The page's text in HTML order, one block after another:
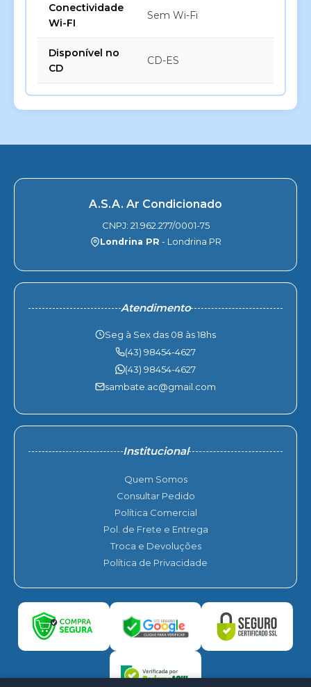
Conectividade
Wi-FI
Sem Wi-Fi
Disponível no
CD
CD-ES
A.S.A. Ar Condicionado
CNPJ: 21.962.277/0001-75
Londrina PR - Londrina PR
Atendimento
Seg à Sex das 08 às 18hs
(43) 98454-4627
(43) 98454-4627
sambate.ac@gmail.com
Institucional
Quem Somos
Consultar Pedido
Política Comercial
Pol. de Frete e Entrega
Troca e Devoluções
Política de Privacidade